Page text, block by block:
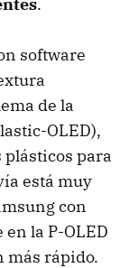
software
de la
OLED),
plásticos para
está muy
con
en la P-OLED
más rápido.